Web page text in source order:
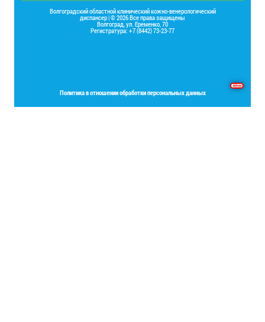
Волгоградский областной клинический кожно-венерологический
диспансер | © 2026 Все права защищены
Волгоград, ул. Еременко, 70
Регистратура: +7 (8442) 73-23-77
Политика в отношении обработки персональных данных